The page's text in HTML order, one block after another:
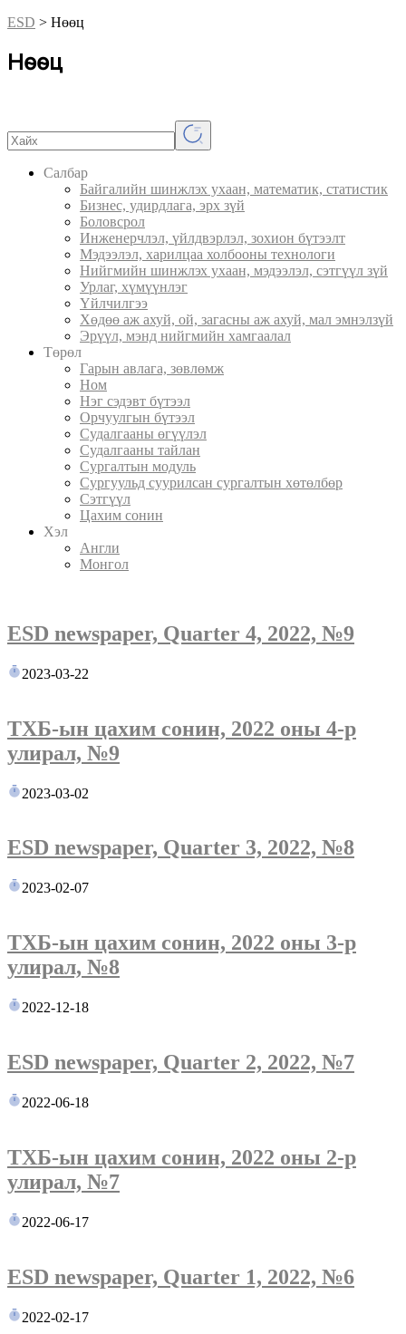
ESD > Нөөц
Нөөц
Салбар
Байгалийн шинжлэх ухаан, математик, статистик
Бизнес, удирдлага, эрх зүй
Боловсрол
Инженерчлэл, үйлдвэрлэл, зохион бүтээлт
Мэдээлэл, харилцаа холбооны технологи
Нийгмийн шинжлэх ухаан, мэдээлэл, сэтгүүл зүй
Урлаг, хүмүүнлэг
Үйлчилгээ
Хөдөө аж ахуй, ой, загасны аж ахуй, мал эмнэлзүй
Эрүүл, мэнд нийгмийн хамгаалал
Төрөл
Гарын авлага, зөвлөмж
Ном
Нэг сэдэвт бүтээл
Орчуулгын бүтээл
Судалгааны өгүүлэл
Судалгааны тайлан
Сургалтын модуль
Сургуульд суурилсан сургалтын хөтөлбөр
Сэтгүүл
Цахим сонин
Хэл
Англи
Монгол
ESD newspaper, Quarter 4, 2022, №9
2023-03-22
ТХБ-ын цахим сонин, 2022 оны 4-р
улирал, №9
2023-03-02
ESD newspaper, Quarter 3, 2022, №8
2023-02-07
ТХБ-ын цахим сонин, 2022 оны 3-р
улирал, №8
2022-12-18
ESD newspaper, Quarter 2, 2022, №7
2022-06-18
ТХБ-ын цахим сонин, 2022 оны 2-р
улирал, №7
2022-06-17
ESD newspaper, Quarter 1, 2022, №6
2022-02-17